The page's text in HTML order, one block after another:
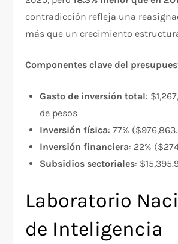
contradicción refleja una
más que un crecimiento
Componentes clave del
Gasto de inversión total:
de pesos
Inversión física: 77%
Inversión financiera: 22%
Subsidios sectoriales:
Laboratorio
de Inteligencia